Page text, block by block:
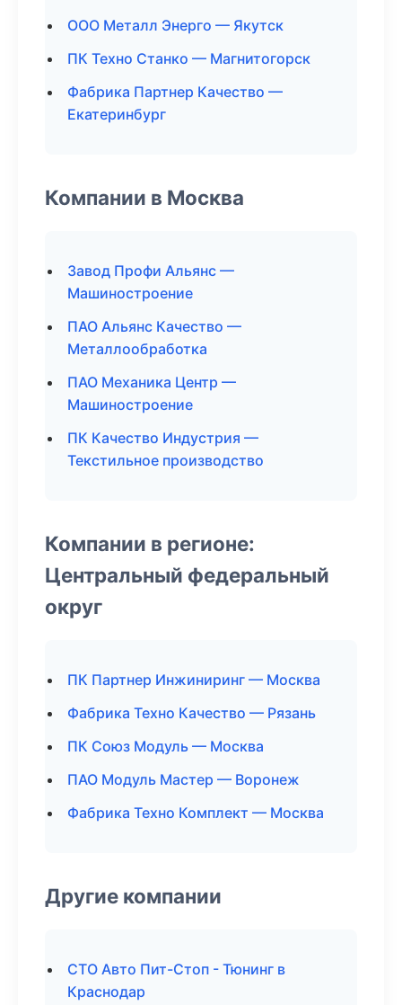
ООО Металл Энерго — Якутск
ПК Техно Станко — Магнитогорск
Фабрика Партнер Качество —
Екатеринбург
Компании в Москва
Завод Профи Альянс —
Машиностроение
ПАО Альянс Качество —
Металлообработка
ПАО Механика Центр —
Машиностроение
ПК Качество Индустрия —
Текстильное производство
Компании в регионе:
Центральный федеральный
округ
ПК Партнер Инжиниринг — Москва
Фабрика Техно Качество — Рязань
ПК Союз Модуль — Москва
ПАО Модуль Мастер — Воронеж
Фабрика Техно Комплект — Москва
Другие компании
СТО Авто Пит-Стоп - Тюнинг в
Краснодар